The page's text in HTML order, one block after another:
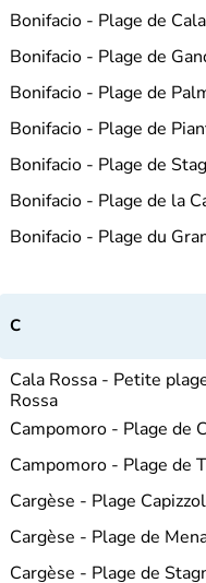
Bonifacio - Plage de
Bonifacio - Plage de
Bonifacio - Plage de
Bonifacio - Plage de
Bonifacio - Plage de
Bonifacio - Plage de la
Bonifacio - Plage du
C
Cala Rossa - Petite
Rossa
Campomoro - Plage de
Campomoro - Plage de
Cargèse - Plage
Cargèse - Plage de
Cargèse - Plage de